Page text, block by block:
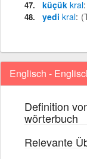
küçük kral
yedi kral
Englisch -
Definition
wörterbuch
Relevante